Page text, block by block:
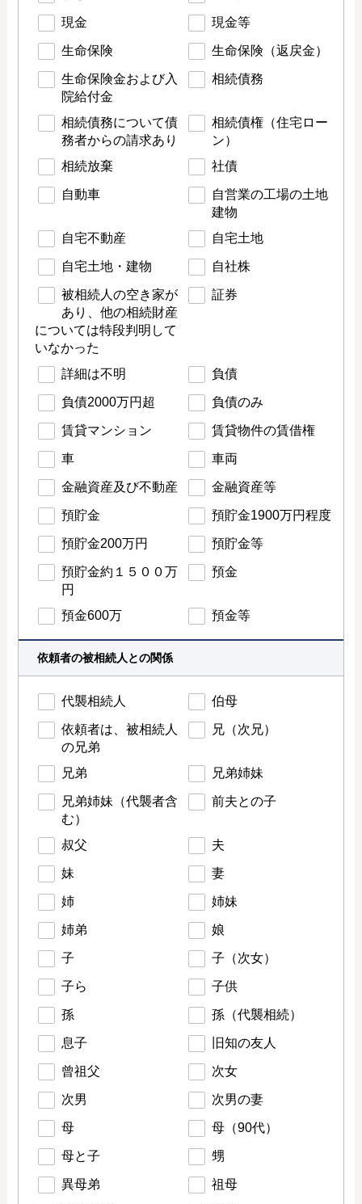
現金 現金等
生命保険 生命保険（返戻金）
生命保険金および入
院給付金
相続債務
相続債務について債
務者からの請求あり
相続債権（住宅ロー
ン）
相続放棄
社債
自動車
自営業の工場の土地
建物
自宅不動産
自宅土地
自宅土地・建物 自社株
被相続人の空き家が
あり、他の相続財産
については特段判明して
いなかった
証券
詳細は不明 負債
負債2000万円超 負債のみ
賃貸マンション 賃貸物件の賃借権
車 車両
金融資産及び不動産 金融資産等
預貯金 預貯金1900万円程度
預貯金200万円 預貯金等
預貯金約１５００万
円
預金
預金600万 預金等
依頼者の被相続人との関係
代襲相続人 伯母
依頼者は、被相続人
の兄弟
兄（次兄）
兄弟 兄弟姉妹
兄弟姉妹（代襲者含
む）
前夫との子
叔父 夫
妹 妻
姉 姉妹
姉弟 娘
子 子（次女）
子ら 子供
孫 孫（代襲相続）
息子 旧知の友人
曾祖父 次女
次男 次男の妻
母 母（90代）
母と子 甥
異母弟 祖母